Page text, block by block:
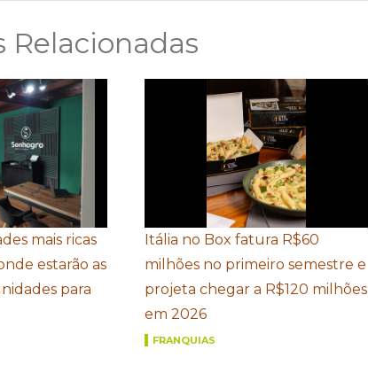
Relacionadas
mais ricas
estarão as
para
Itália no Box fatura R$60
milhões no primeiro semestre e
projeta chegar a R$120 milhões
em 2026
FRANQUIAS